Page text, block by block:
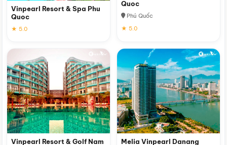
Vinpearl Resort & Spa Phu
Quoc
★ 5.0
Quoc
Phú Quốc
★ 5.0
Vinpearl Resort & Golf Nam
Melia Vinpearl Danang